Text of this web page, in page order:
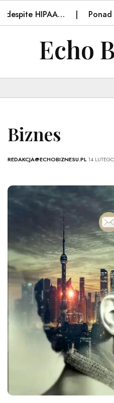
HIPAA… Ponad
Echo
Biznes
REDAKCJA@ECHOBIZNESU.PL14